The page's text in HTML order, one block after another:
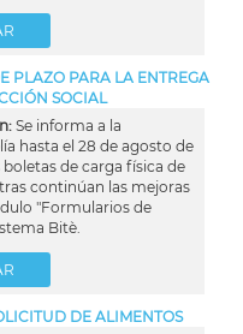
PLAZO PARA LA ENTREGA
SOCIAL
Se informa a la
hasta el 28 de agosto de
de carga física de
continúan las mejoras
"Formularios de
Bitè.
DE ALIMENTOS